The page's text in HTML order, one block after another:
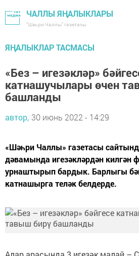
ЧАЛЛЫ ЯҢАЛЫКЛАРЫ
"Шәһри Чаллы" газетасы
ЯҢАЛЫКЛАР ТАСМАСЫ
«Без – игезәкләр»
катнашучылары өчен
башланды
автор, 30 июнь 2022 - 14:29
«Шәһри Чаллы» газетасы
дәвамында игезәкләрдән килгән
урнаштырып бардык. Барлыгы
катнашырга теләк белдерде.